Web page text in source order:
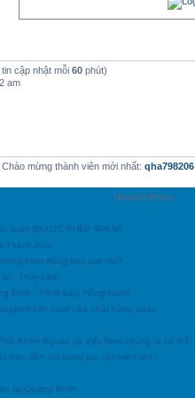
cập nhật mỗi 60 phút)
am
Chào mừng thành viên mới nhất: qha798206
Newest Posts
xuân (ĐƯỢC PHÉP SPAM)
Thách thức
hoạt động hay sao nhỉ?
- Thùy Linh
Bình - Trình bày: Hồng Hạnh
cập nhật hàng ngày
Khôn Ngoan và Việt Nam chúng ta có thể
bạn đền với trang rao vặt miễn phí !
tại Quảng Bình